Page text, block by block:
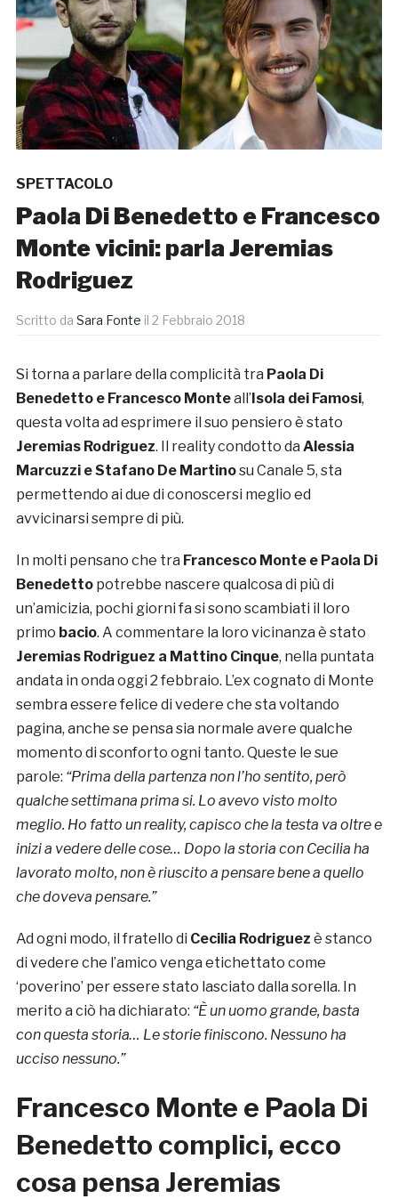
SPETTACOLO
Paola Di Benedetto e Francesco
Monte vicini: parla Jeremias
Rodriguez
Scritto da Sara Fonte il 2 Febbraio 2018
Si torna a parlare della complicità tra Paola Di
Benedetto e Francesco Monteall’Isola dei Famosi,
questa volta ad esprimere il suo pensiero è stato
Jeremias Rodriguez. Il reality condotto da Alessia
Marcuzzi e Stafano De Martinosu Canale 5, sta
permettendo ai due di conoscersi meglio ed
avvicinarsi sempre di più.
In molti pensano che tra Francesco Monte e Paola Di
Benedettopotrebbe nascere qualcosa di più di
un’amicizia, pochi giorni fa si sono scambiati il loro
primo bacio. A commentare la loro vicinanza è stato
Jeremias Rodriguez a Mattino Cinque, nella puntata
andata in onda oggi 2 febbraio. L’ex cognato di Monte
sembra essere felice di vedere che sta voltando
pagina, anche se pensa sia normale avere qualche
momento di sconforto ogni tanto. Queste le sue
parole: “Prima della partenza non l’ho sentito, però
qualche settimana prima si. Lo avevo visto molto
meglio. Ho fatto un reality, capisco che la testa va oltre e
inizi a vedere delle cose… Dopo la storia con Cecilia ha
lavorato molto, non è riuscito a pensare bene a quello
che doveva pensare.”
Ad ogni modo, il fratello di Cecilia Rodriguez è stanco
di vedere che l’amico venga etichettato come
‘poverino’ per essere stato lasciato dalla sorella. In
merito a ciò ha dichiarato: “È un uomo grande, basta
con questa storia… Le storie finiscono. Nessuno ha
ucciso nessuno.”
Francesco Monte e Paola Di
Benedetto complici, ecco
cosa pensa Jeremias